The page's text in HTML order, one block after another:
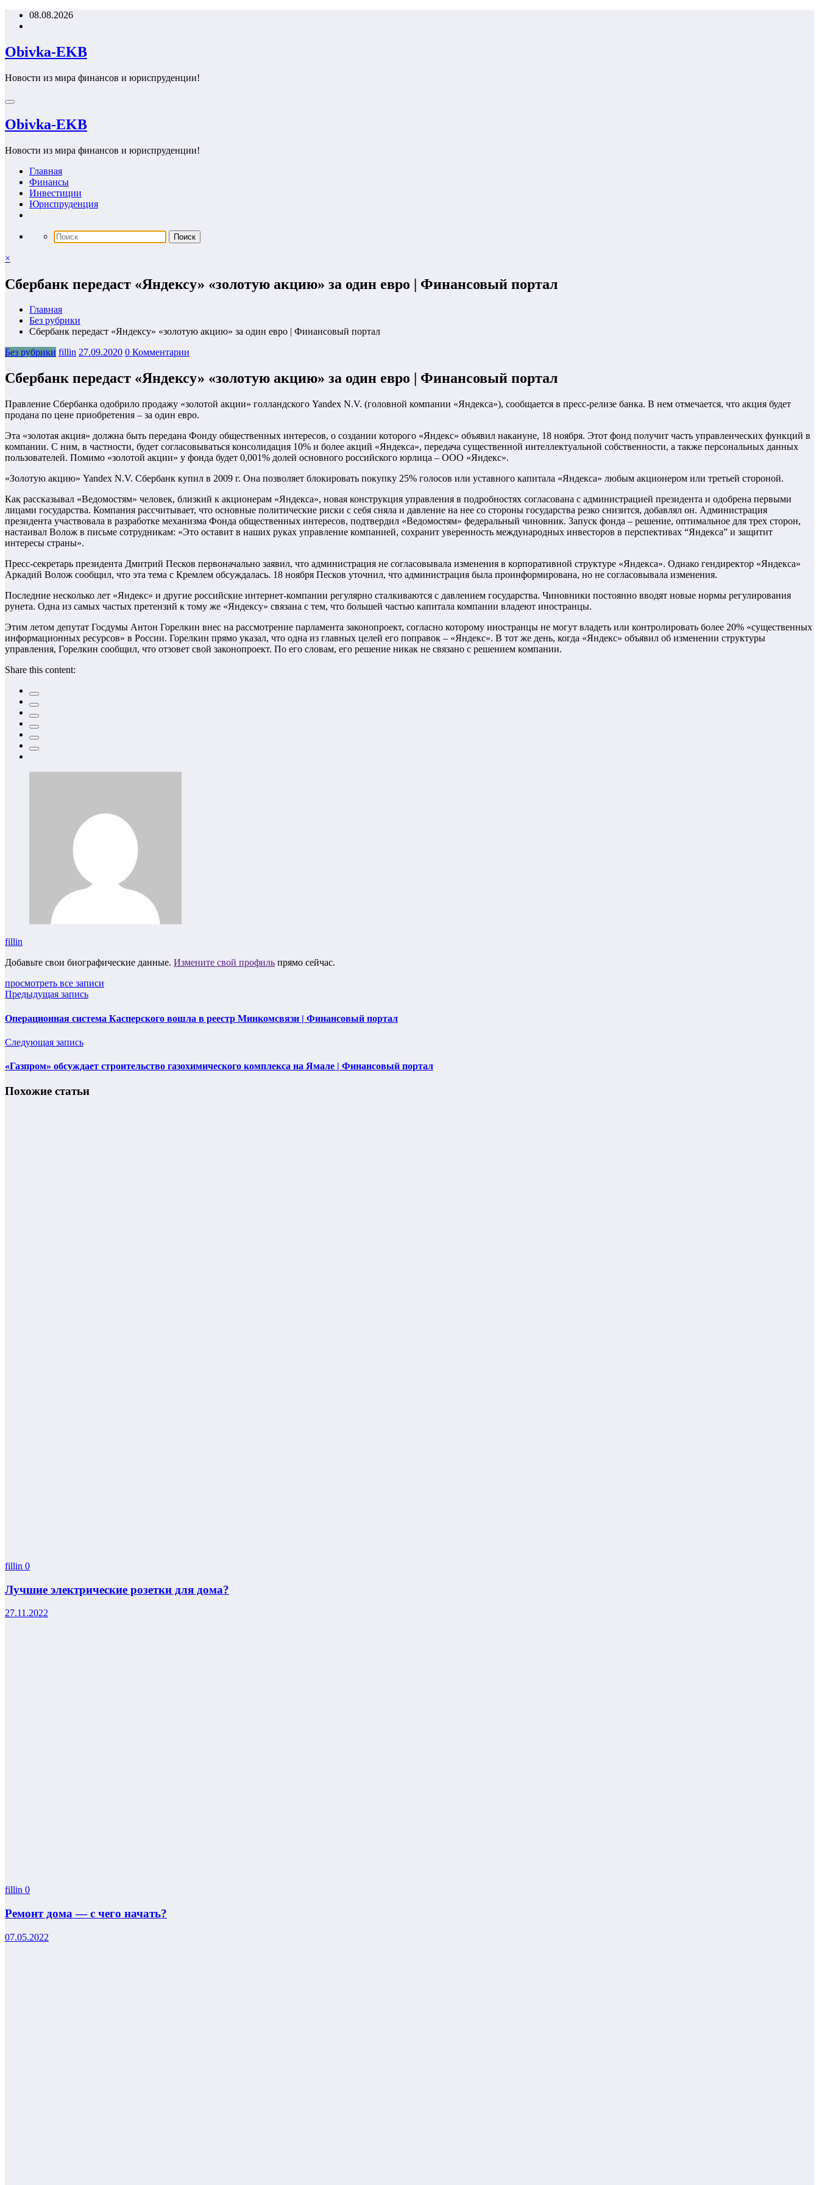
Перейти08.08.2026
Obivka-EKB
Новости из мира финансов и юриспруденции!
Obivka-EKB
Новости из мира финансов и юриспруденции!
Главная
Финансы
Инвестиции
Юриспруденция
×
Сбербанк передаст «Яндексу» «золотую акцию» за один евро | Финансовый портал
Главная
Без рубрики
Сбербанк передаст «Яндексу» «золотую акцию» за один евро | Финансовый портал
Без рубрики fillin 27.09.2020 0 Комментарии
Сбербанк передаст «Яндексу» «золотую акцию» за один евро | Финансовый портал
Правление Сбербанка одобрило продажу «золотой акции» голландского Yandex N.V. (головной компании «Яндекса»), сообщается в пресс-релизе банка. В нем отмечается, что акция будет
продана по цене приобретения – за один евро.
Эта «золотая акция» должна быть передана Фонду общественных интересов, о создании которого «Яндекс» объявил накануне, 18 ноября. Этот фонд получит часть управленческих функций в
компании. С ним, в частности, будет согласовываться консолидация 10% и более акций «Яндекса», передача существенной интеллектуальной собственности, а также персональных данных
пользователей. Помимо «золотой акции» у фонда будет 0,001% долей основного российского юрлица – ООО «Яндекс».
«Золотую акцию» Yandex N.V. Сбербанк купил в 2009 г. Она позволяет блокировать покупку 25% голосов или уставного капитала «Яндекса» любым акционером или третьей стороной.
Как рассказывал «Ведомостям» человек, близкий к акционерам «Яндекса», новая конструкция управления в подробностях согласована с администрацией президента и одобрена первыми
лицами государства. Компания рассчитывает, что основные политические риски с себя сняла и давление на нее со стороны государства резко снизится, добавлял он. Администрация
президента участвовала в разработке механизма Фонда общественных интересов, подтвердил «Ведомостям» федеральный чиновник. Запуск фонда – решение, оптимальное для трех сторон,
настаивал Волож в письме сотрудникам: «Это оставит в наших руках управление компанией, сохранит уверенность международных инвесторов в перспективах “Яндекса” и защитит
интересы страны».
Пресс-секретарь президента Дмитрий Песков первоначально заявил, что администрация не согласовывала изменения в корпоративной структуре «Яндекса». Однако гендиректор «Яндекса»
Аркадий Волож сообщил, что эта тема с Кремлем обсуждалась. 18 ноября Песков уточнил, что администрация была проинформирована, но не согласовывала изменения.
Последние несколько лет «Яндекс» и другие российские интернет-компании регулярно сталкиваются с давлением государства. Чиновники постоянно вводят новые нормы регулирования
рунета. Одна из самых частых претензий к тому же «Яндексу» связана с тем, что большей частью капитала компании владеют иностранцы.
Этим летом депутат Госдумы Антон Горелкин внес на рассмотрение парламента законопроект, согласно которому иностранцы не могут владеть или контролировать более 20% «существенных
информационных ресурсов» в России. Горелкин прямо указал, что одна из главных целей его поправок – «Яндекс». В тот же день, когда «Яндекс» объявил об изменении структуры
управления, Горелкин сообщил, что отзовет свой законопроект. По его словам, его решение никак не связано с решением компании.
Share this content:
fillin
Добавьте свои биографические данные. Измените свой профиль прямо сейчас.
просмотреть все записи
Предыдущая запись
Операционная система Касперского вошла в реестр Минкомсвязи | Финансовый портал
Следующая запись
«Газпром» обсуждает строительство газохимического комплекса на Ямале | Финансовый портал
Похожие статьи
fillin 0
Лучшие электрические розетки для дома?
27.11.2022
fillin 0
Ремонт дома — с чего начать?
07.05.2022